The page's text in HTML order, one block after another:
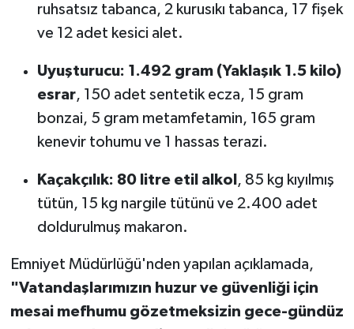
ruhsatsız tabanca, 2 kurusıkı tabanca, 17 fişek
ve 12 adet kesici alet.
Uyuşturucu: 1.492 gram (Yaklaşık 1.5 kilo)
esrar, 150 adet sentetik ecza, 15 gram
bonzai, 5 gram metamfetamin, 165 gram
kenevir tohumu ve 1 hassas terazi.
Kaçakçılık: 80 litre etil alkol , 85 kg kıyılmış
tütün, 15 kg nargile tütünü ve 2.400 adet
doldurulmuş makaron.
Emniyet Müdürlüğü'nden yapılan açıklamada,
"Vatandaşlarımızın huzur ve güvenliği için
mesai mefhumu gözetmeksizin gece-gündüz